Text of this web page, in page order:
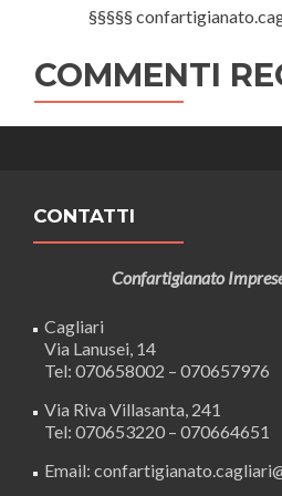
§§§§§
COMMENTI
CONTATTI
Confartigianato
Cagliari
Via Lanusei, 14
Tel: 070658002 – 070657976
Via Riva Villasanta, 241
Tel: 070653220 – 070664651
Email: